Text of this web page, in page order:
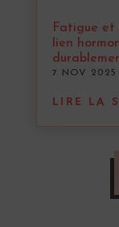
Fatigue et
lien
7 NOV 2025
LIRE LA